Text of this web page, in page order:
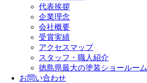
代表挨拶
企業理念
会社概要
受賞実績
アクセスマップ
スタッフ・職人紹介
徳島県最大の塗装ショールーム
お問い合わせ